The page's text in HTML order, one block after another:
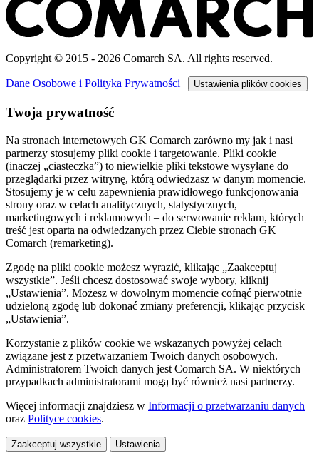
Copyright © 2015 - 2026 Comarch SA. All rights reserved.
Dane Osobowe i Polityka Prywatności Ustawienia plików cookies
Twoja prywatność
Na stronach internetowych GK Comarch zarówno my jak i nasi
partnerzy stosujemy pliki cookie i targetowanie. Pliki cookie
(inaczej „ciasteczka”) to niewielkie pliki tekstowe wysyłane do
przeglądarki przez witrynę, którą odwiedzasz w danym momencie.
Stosujemy je w celu zapewnienia prawidłowego funkcjonowania
strony oraz w celach analitycznych, statystycznych,
marketingowych i reklamowych – do serwowanie reklam, których
treść jest oparta na odwiedzanych przez Ciebie stronach GK
Comarch (remarketing).
Zgodę na pliki cookie możesz wyrazić, klikając „Zaakceptuj
wszystkie”. Jeśli chcesz dostosować swoje wybory, kliknij
„Ustawienia”. Możesz w dowolnym momencie cofnąć pierwotnie
udzieloną zgodę lub dokonać zmiany preferencji, klikając przycisk
„Ustawienia”.
Korzystanie z plików cookie we wskazanych powyżej celach
związane jest z przetwarzaniem Twoich danych osobowych.
Administratorem Twoich danych jest Comarch SA. W niektórych
przypadkach administratorami mogą być również nasi partnerzy.
Więcej informacji znajdziesz w Informacji o przetwarzaniu danych
oraz Polityce cookies.
Zaakceptuj wszystkie Ustawienia